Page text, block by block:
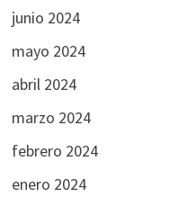
junio 2024
mayo 2024
abril 2024
marzo 2024
febrero 2024
enero 2024